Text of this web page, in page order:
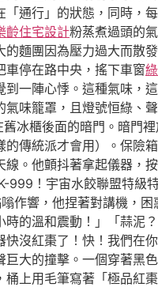
通行」的狀態，同時，
齡住宅設計粉蒸煮過頭的
麵團因為壓力過大而散
停在路中央，搖下車窗
一陣心悸。這種氣味，
味籠罩，且燈號恒綠、
冰櫃後面的暗門。暗門
傳統派才會用）。保險
。他顫抖著拿起儀器
！宇宙水餃聯盟特級
作響，他捏著對講機，
的溫和震動！」「蒜泥
沒紅棗了！快！我們
大的撞擊。一個穿著黑
桶上用毛筆寫著「極品紅